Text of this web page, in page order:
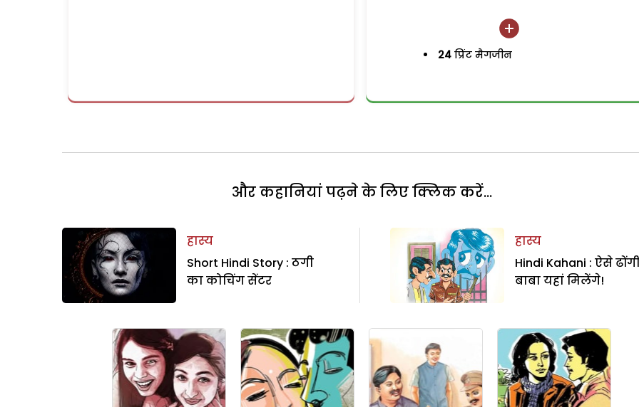
24 प्रिंट मैगजीन
और कहानियां पढ़ने के लिए क्लिक करें...
हास्य
Short Hindi Story : ठगी
का कोचिंग सेंटर
हास्य
Hindi Kahani : ऐसे
बाबा यहां मिलेंगे!